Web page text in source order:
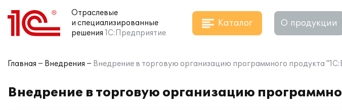
Отраслевые
и специализированные
решения 1С:Предприятие
Каталог О продукции
Главная Внедрения Внедрение в торговую организацию программного продукта
Внедрение в торговую организацию